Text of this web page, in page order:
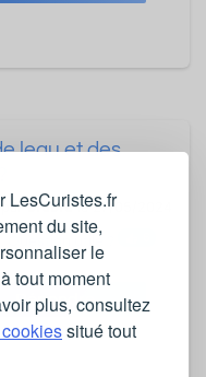
LesCuristes.fr
du site,
le
tout moment
plus, consultez
situé tout
Répondre
leau et des
parbrubrule 27/05/2024
Question utile ?